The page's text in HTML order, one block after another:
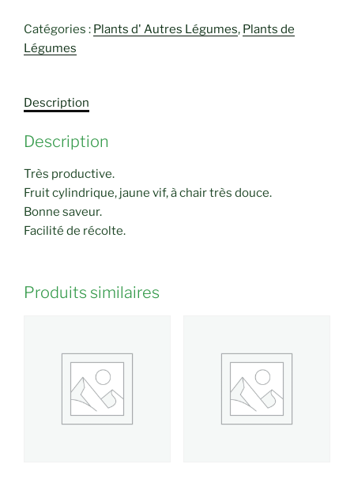
Catégories : Plants d' Autres Légumes, Plants de
Légumes
Description
Description
Très productive.
Fruit cylindrique, jaune vif, à chair très douce.
Bonne saveur.
Facilité de récolte.
Produits similaires